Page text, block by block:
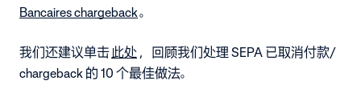
Bancaires chargeback。
我们还建议单击 此处 ，回顾我们处理 SEPA 已取消付款/
chargeback 的 10 个最佳做法。